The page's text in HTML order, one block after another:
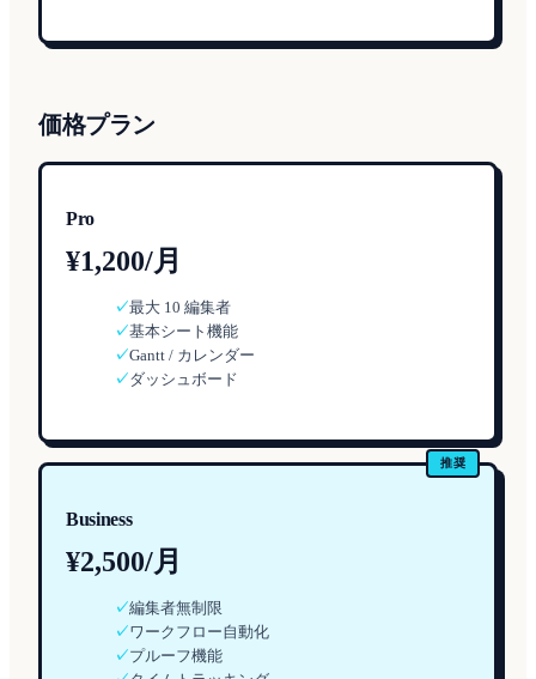
価格プラン
Pro
¥1,200/月
✓最大 10 編集者
✓基本シート機能
✓Gantt / カレンダー
✓ダッシュボード
推奨
Business
¥2,500/月
✓編集者無制限
✓ワークフロー自動化
✓プルーフ機能